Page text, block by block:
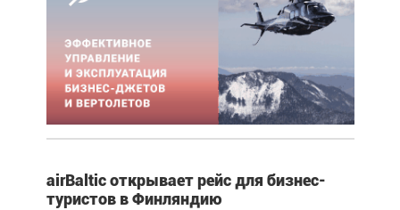
airBaltic открывает рейс для бизнес-
туристов в Финляндию